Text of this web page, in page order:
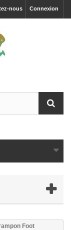
Connexion
nous
Foot